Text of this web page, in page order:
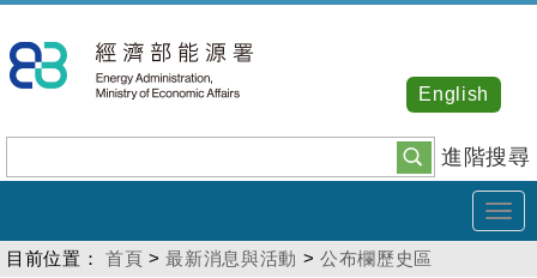
到
主
內
容
進階搜尋
English
目前位置： 首頁 >最新消息與活動 >公布欄歷史區